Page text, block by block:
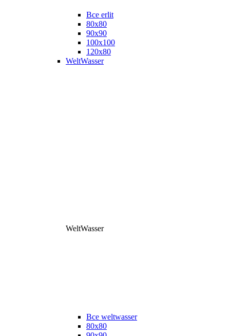
Все erlit
80x80
90x90
100x100
120x80
WeltWasser
WeltWasser
Все weltwasser
80x80